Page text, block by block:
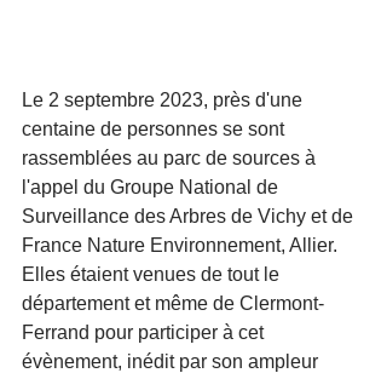
Le 2 septembre 2023, près d'une
centaine de personnes se sont
rassemblées au parc de sources à
l'appel du Groupe National de
Surveillance des Arbres de Vichy et de
France Nature Environnement, Allier.
Elles étaient venues de tout le
département et même de Clermont-
Ferrand pour participer à cet
évènement, inédit par son ampleur